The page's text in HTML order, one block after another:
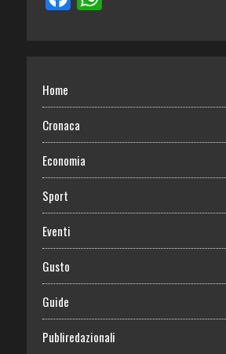
Home
Cronaca
Economia
Sport
Eventi
Gusto
Guide
Publiredazionali